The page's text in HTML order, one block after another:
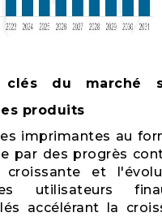
clés du marché
produits
imprimantes au
par des progrès
croissante et
utilisateurs
accélérant la